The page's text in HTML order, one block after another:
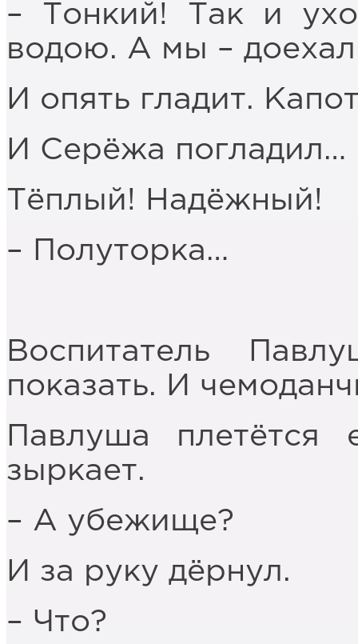
– Тонкий! Так и
водою. А мы –
И опять гладит.
И Серёжа погладил…
Тёплый! Надёжный!
– Полуторка…
Воспитатель
показать. И
Павлуша
зыркает.
– А убежище?
И за руку дёрнул.
– Что?